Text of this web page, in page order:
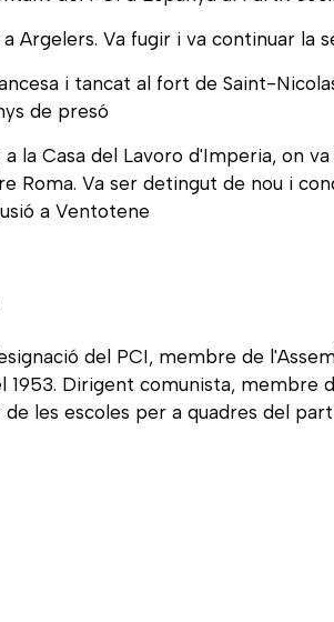
Argelers. Va fugir i va continuar la
i tancat al fort de Saint-
de presó
la Casa del Lavoro d'Imperia, on
Roma. Va ser detingut de nou i
a Ventotene
del PCI, membre de
Dirigent comunista, membre
les escoles per a quadres del